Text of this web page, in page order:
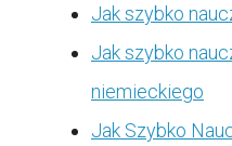
Jak szybko
Jak szybko
niemieckiego
Jak Szybko